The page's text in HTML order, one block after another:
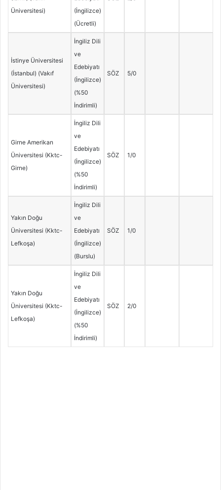
Üniversitesi)
(İngilizce)
(Ücretli)
İstinye Üniversitesi
(İstanbul) (Vakıf
Üniversitesi)
İngiliz Dili
ve
Edebiyatı
(İngilizce)
(%50
İndirimli)
SÖZ 5/0
Girne Amerikan
Üniversitesi (Kktc-
Girne)
İngiliz Dili
ve
Edebiyatı
(İngilizce)
(%50
İndirimli)
SÖZ 1/0
Yakın Doğu
Üniversitesi (Kktc-
Lefkoşa)
İngiliz Dili
ve
Edebiyatı
(İngilizce)
(Burslu)
SÖZ 1/0
Yakın Doğu
Üniversitesi (Kktc-
Lefkoşa)
İngiliz Dili
ve
Edebiyatı
(İngilizce)
(%50
İndirimli)
SÖZ 2/0